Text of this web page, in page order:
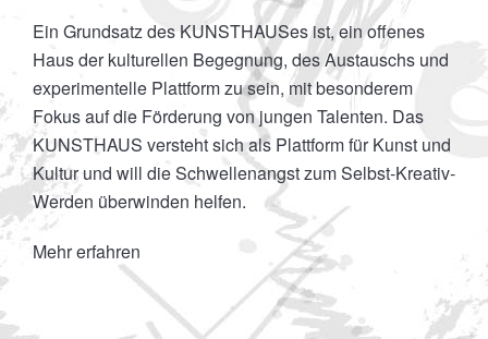
Ein Grundsatz des KUNSTHAUSes ist, ein offenes
Haus der kulturellen Begegnung, des Austauschs und
experimentelle Plattform zu sein, mit besonderem
Fokus auf die Förderung von jungen Talenten. Das
KUNSTHAUS versteht sich als Plattform für Kunst und
Kultur und will die Schwellenangst zum Selbst-Kreativ-
Werden überwinden helfen.
Mehr erfahren